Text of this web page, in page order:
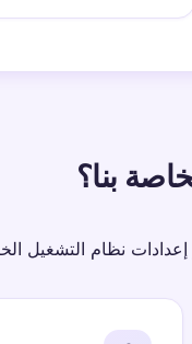
بنا؟
نظام التشغيل